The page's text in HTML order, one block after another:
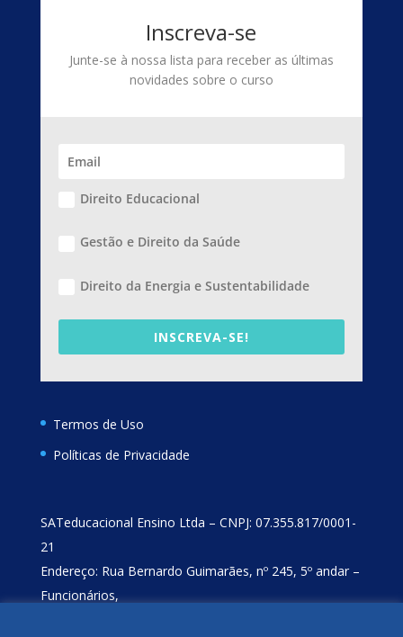
Inscreva-se
Junte-se à nossa lista para receber as últimas
novidades sobre o curso
Direito Educacional
Gestão e Direito da Saúde
Direito da Energia e Sustentabilidade
INSCREVA-SE!
Termos de Uso
Políticas de Privacidade
SATeducacional Ensino Ltda – CNPJ: 07.355.817/0001-
21
Endereço: Rua Bernardo Guimarães, nº 245, 5º andar –
Funcionários,